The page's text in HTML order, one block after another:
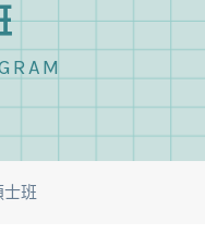
士班